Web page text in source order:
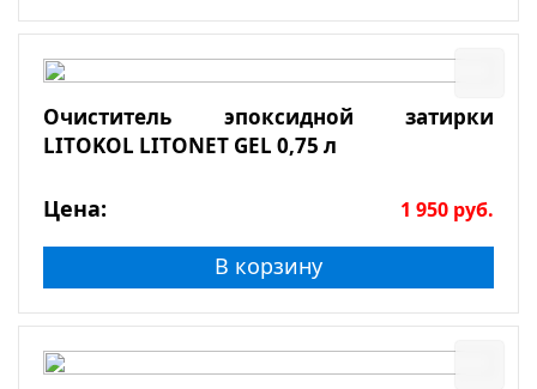
Очиститель эпоксидной затирки
LITOKOL LITONET GEL 0,75 л
Цена: 1 950 руб.
В корзину